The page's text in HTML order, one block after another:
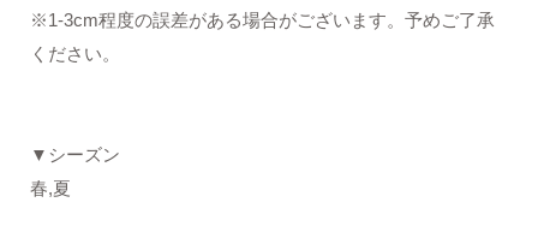
※1-3cm程度の誤差がある場合がございます。予めご了承
ください。
▼シーズン
春,夏